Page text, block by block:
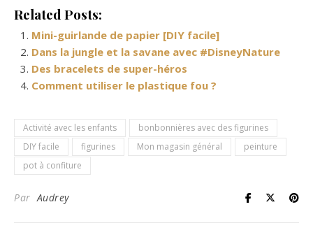
Related Posts:
Mini-guirlande de papier [DIY facile]
Dans la jungle et la savane avec #DisneyNature
Des bracelets de super-héros
Comment utiliser le plastique fou ?
Activité avec les enfants
bonbonnières avec des figurines
DIY facile
figurines Mon magasin général
peinture
pot à confiture
ParAudrey